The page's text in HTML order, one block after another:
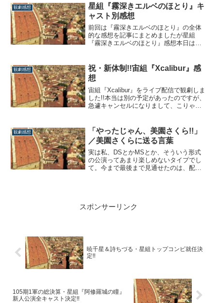
こそこ面白くなかったですか？テーマが
明確で話の展開もスムーズ、テンポも良
くて演出も凝ってる。役どころも合って
たし、形見の剣...
観劇感想
星組『霧深きエルベのほとり』キ
ャスト別感想
前回は『霧深きエルベのほとり』の全体
的な感想を記事にまとめましたが星組
『霧深きエルベのほとり』感想本日は主
しておきますが、舞台の感想というのは
得てして「個人的なもの」です。つまり
ただの感想文なので、お読みになって反
論、批判等も...
観劇感想
祝・新体制!!宙組『Xcalibur』感
想
宙組『Xcalibur』をライブ配信で観劇しま
した!!本当は別の予定があったのですが、
急遽キャンセルになりまして、こりゃ幸
真・宝塚らしからぬ作品とりあえず第一
感想としては、驚くほど全く宝塚っぽく
ない作品でした。この「宝塚らしから
ぬ...
観劇感想
「やったじゃん、美園さくら!!」
／美園さくらに送る言葉
実は私、DSとかMSとか、そういう形式
の公演ってあまり楽しめないタイプでし
て。今まで最後まで見通せたのは、配信
らないと強く思って公演を待ち望んで...
スポンサーリンク
暁千星＆詩ちづる・星組トップコンビ就任決
定!!
105期1軍の総決算・星組『阿修羅城の瞳』
新人公演全キャスト決定!!